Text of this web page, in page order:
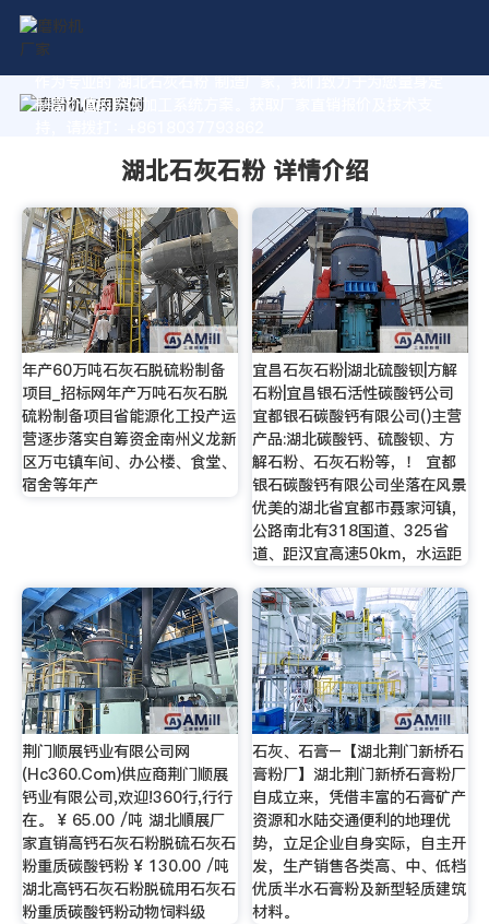
作为专业的 湖北石灰石粉 制造厂家，我们致力于为您量身定
制高价值的粉体加工系统方案。获取厂家直销报价及技术支
湖北石灰石粉 详情介绍
年产60万吨石灰石脱硫粉制备
项目_招标网年产万吨石灰石脱
硫粉制备项目省能源化工投产运
营逐步落实自筹资金南州义龙新
区万屯镇车间、办公楼、食堂、
宿舍等年产
宜昌石灰石粉|湖北硫酸钡|方解
石粉|宜昌银石活性碳酸钙公司
宜都银石碳酸钙有限公司()主营
产品:湖北碳酸钙、硫酸钡、方
解石粉、石灰石粉等，！ 宜都
银石碳酸钙有限公司坐落在风景
优美的湖北省宜都市聂家河镇，
公路南北有318国道、325省
道、距汉宜高速50km，水运距
荆门顺展钙业有限公司网
(Hc360.Com)供应商荆门顺展
钙业有限公司,欢迎!360行,行行
在。 ¥ 65.00 /吨 湖北順展厂
家直销高钙石灰石粉脱硫石灰石
粉重质碳酸钙粉 ¥ 130.00 /吨
湖北高钙石灰石粉脱硫用石灰石
粉重质碳酸钙粉动物饲料级
石灰、石膏–【湖北荆门新桥石
膏粉厂】湖北荆门新桥石膏粉厂
自成立来，凭借丰富的石膏矿产
资源和水陆交通便利的地理优
势，立足企业自身实际，自主开
发，生产销售各类高、中、低档
优质半水石膏粉及新型轻质建筑
材料。